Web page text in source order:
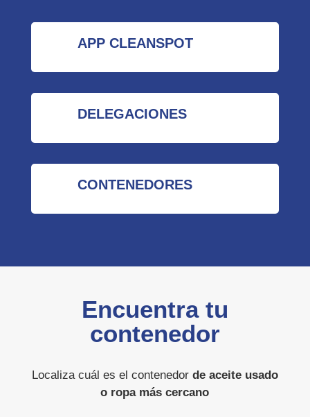
APP CLEANSPOT
DELEGACIONES
CONTENEDORES
Encuentra tu
contenedor
Localiza cuál es el contenedor de aceite usado
o ropa más cercano